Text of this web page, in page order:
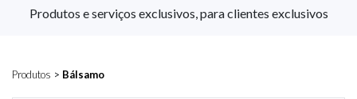
Produtos e serviços exclusivos, para clientes exclusivos
Produtos > Bálsamo